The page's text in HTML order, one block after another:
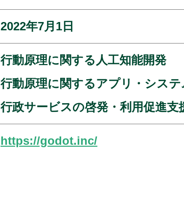
2022年7月1日
行動原理に関する人工知能開発
行動原理に関するアプリ・システ
行政サービスの啓発・利用促進支
https://godot.inc/